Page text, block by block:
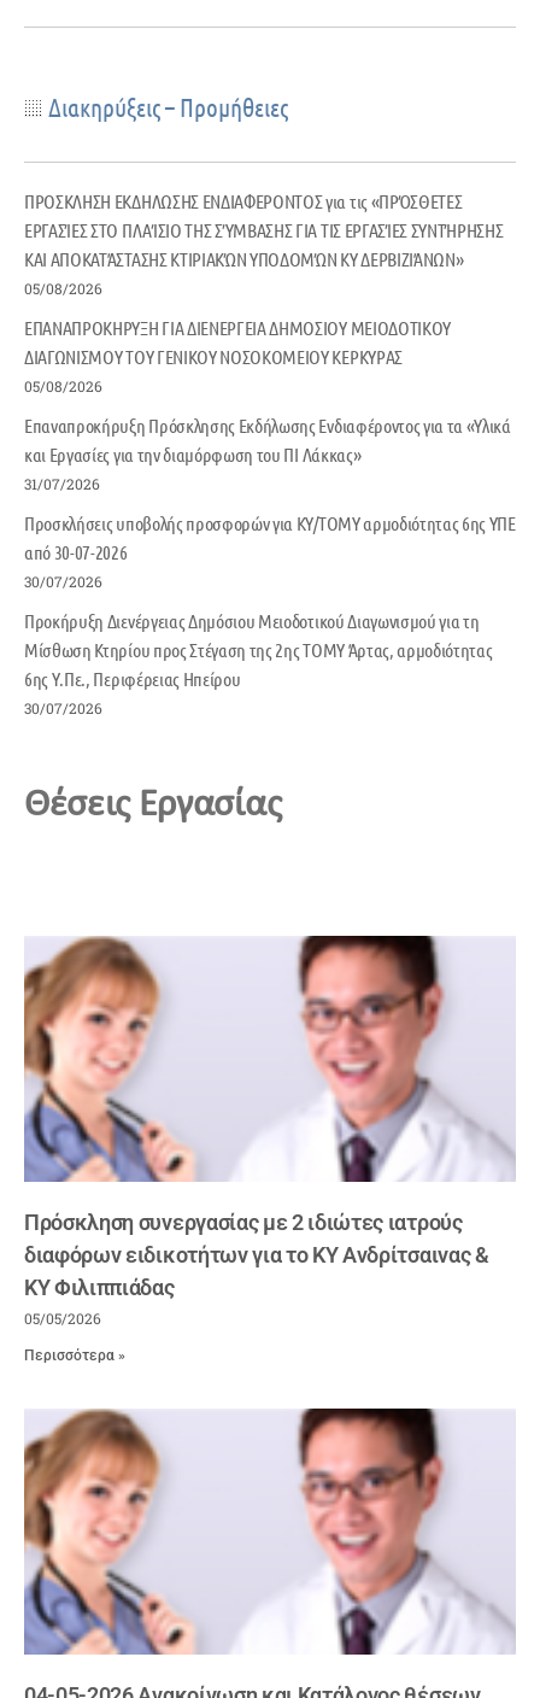
Διακηρύξεις – Προμήθειες
ΠΡΟΣΚΛΗΣΗ ΕΚΔΗΛΩΣΗΣ ΕΝΔΙΑΦΕΡΟΝΤΟΣ για τις «ΠΡΌΣΘΕΤΕΣ
ΕΡΓΑΣΊΕΣ ΣΤΟ ΠΛΑΊΣΙΟ ΤΗΣ ΣΎΜΒΑΣΗΣ ΓΙΑ ΤΙΣ ΕΡΓΑΣΊΕΣ ΣΥΝΤΉΡΗΣΗΣ
ΚΑΙ ΑΠΟΚΑΤΆΣΤΑΣΗΣ ΚΤΙΡΙΑΚΏΝ ΥΠΟΔΟΜΏΝ ΚΥ ΔΕΡΒΙΖΙΆΝΩΝ»
05/08/2026
ΕΠΑΝΑΠΡΟΚΗΡΥΞΗ ΓΙΑ ΔΙΕΝΕΡΓΕΙΑ ΔΗΜΟΣΙΟΥ ΜΕΙΟΔΟΤΙΚΟΥ
ΔΙΑΓΩΝΙΣΜΟΥ ΤΟΥ ΓΕΝΙΚΟΥ ΝΟΣΟΚΟΜΕΙΟΥ ΚΕΡΚΥΡΑΣ
05/08/2026
Επαναπροκήρυξη Πρόσκλησης Εκδήλωσης Ενδιαφέροντος για τα «Υλικά
και Εργασίες για την διαμόρφωση του ΠΙ Λάκκας»
31/07/2026
Προσκλήσεις υποβολής προσφορών για ΚΥ/ΤΟΜΥ αρμοδιότητας 6ης ΥΠΕ
από 30-07-2026
30/07/2026
Προκήρυξη Διενέργειας Δημόσιου Μειοδοτικού Διαγωνισμού για τη
Μίσθωση Κτηρίου προς Στέγαση της 2ης ΤΟΜΥ Άρτας, αρμοδιότητας
6ης Υ.Πε., Περιφέρειας Ηπείρου
30/07/2026
Θέσεις Εργασίας
Πρόσκληση συνεργασίας με 2 ιδιώτες ιατρούς
διαφόρων ειδικοτήτων για το ΚΥ Ανδρίτσαινας &
ΚΥ Φιλιππιάδας
05/05/2026
Περισσότερα »